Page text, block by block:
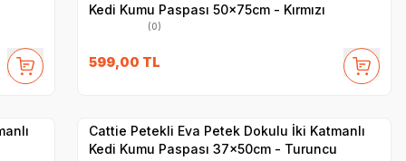
Kedi Kumu Paspası 50x75cm - Kırmızı
(0)
599,00 TL
Cattie Petekli Eva Petek Dokulu İki Katmanlı
Kedi Kumu Paspası 37x50cm - Turuncu